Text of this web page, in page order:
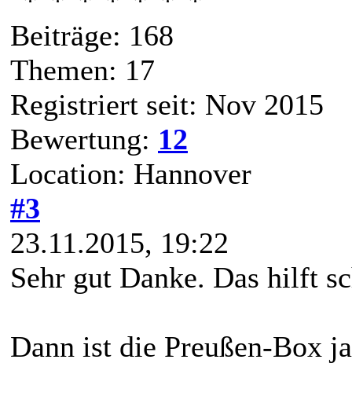
Beiträge: 168
Themen: 17
Registriert seit: Nov 2015
Bewertung: 12
Location: Hannover
#3
23.11.2015, 19:22
Sehr gut Danke. Das hilft
Dann ist die Preußen-Box